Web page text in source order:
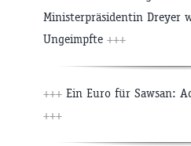
Ministerpräsidentin Dreyer
Ungeimpfte +++
+++ Ein Euro für Sawsan:
+++